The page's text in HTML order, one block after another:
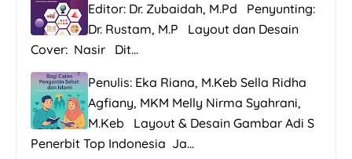
Editor: Dr. Zubaidah, M.Pd Penyunting:
Dr. Rustam, M.P Layout dan Desain
Cover: Nasir Dit...
Penulis: Eka Riana, M.Keb Sella Ridha
Agfiany, MKM Melly Nirma Syahrani,
M.Keb Layout & Desain Gambar Adi S
Penerbit Top Indonesia Ja...